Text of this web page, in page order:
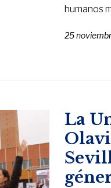
humanos
25
La